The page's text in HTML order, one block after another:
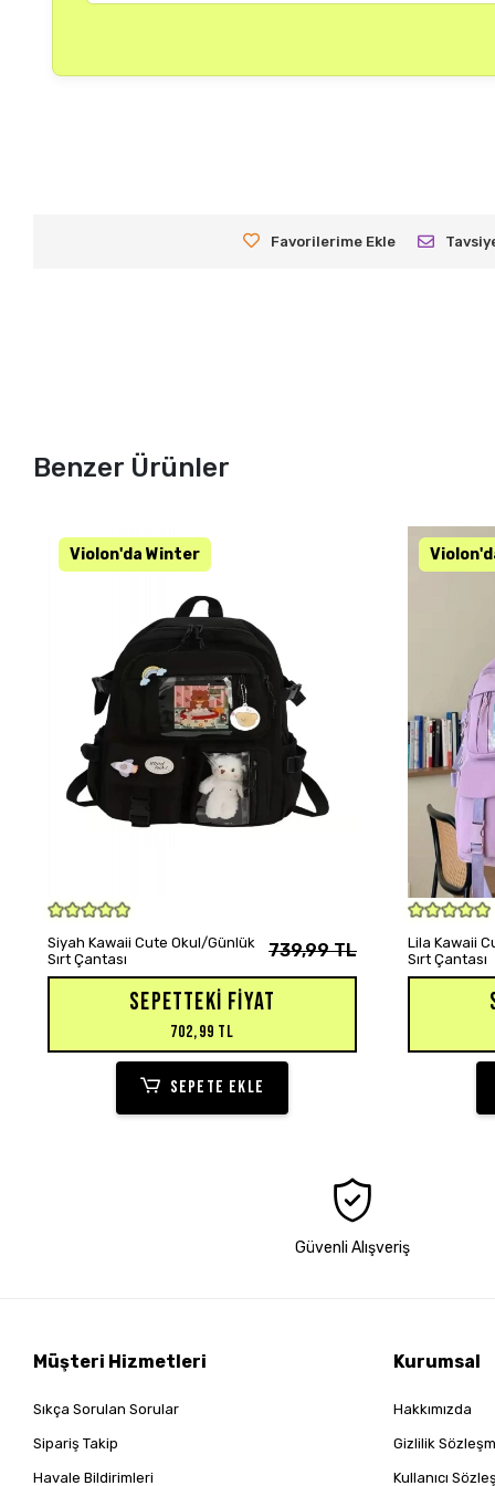
Favorilerime Ekle
Benzer Ürünler
Siyah Kawaii Cute Okul/Günlük
Sırt Çantası
739,99 TL
SEPETTEKI FIYAT
702,99 TL
SEPETE EKLE
Lila Kawaii
Sırt Çantası
Güvenli Alışveriş
Müşteri Hizmetleri
Sıkça Sorulan Sorular
Sipariş Takip
Havale Bildirimleri
Kurumsal
Hakkımızda
Gizlilik
Kullanıcı